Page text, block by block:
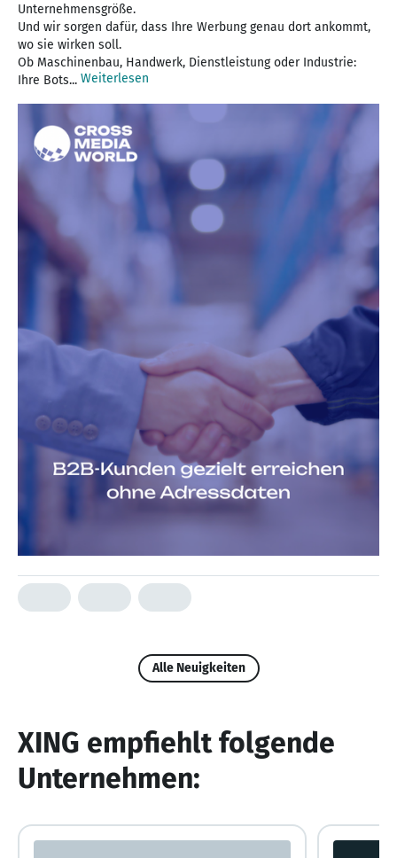
Unternehmensgröße.
Und wir sorgen dafür, dass Ihre Werbung genau dort ankommt,
wo sie wirken soll.
Ob Maschinenbau, Handwerk, Dienstleistung oder Industrie:
Ihre Bots... Weiterlesen
Alle Neuigkeiten
XING empfiehlt folgende
Unternehmen: